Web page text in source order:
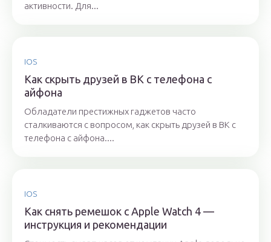
активности. Для...
IOS
Как скрыть друзей в ВК с телефона с
айфона
Обладатели престижных гаджетов часто
сталкиваются с вопросом, как скрыть друзей в ВК с
телефона с айфона....
IOS
Как снять ремешок с Apple Watch 4 —
инструкция и рекомендации